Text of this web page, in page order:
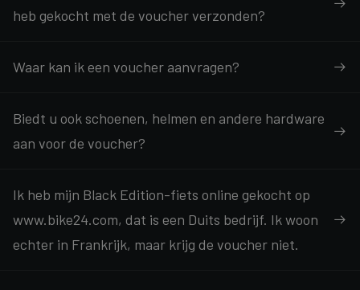
heb gekocht met de voucher verzonden?
Waar kan ik een voucher aanvragen?
Biedt u ook schoenen, helmen en andere hardware
aan voor de voucher?
Ik heb mijn Black Edition-fiets online gekocht op
www.bike24.com, dat is een Duits bedrijf. Ik woon
echter in Frankrijk, maar krijg de voucher niet.